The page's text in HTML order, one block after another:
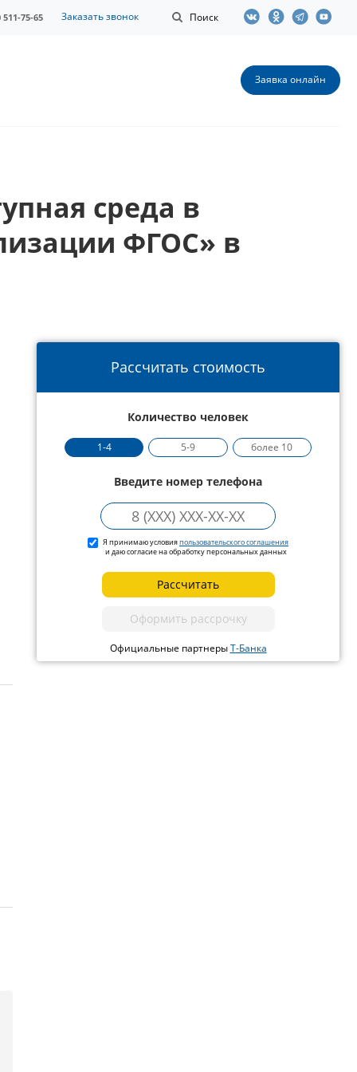
Поиск
511-75-65 Заказать звонок
Заявка онлайн
среда в
ФГОС» в
Рассчитать стоимость
Количество человек
1-4 5-9 более 10
Введите номер телефона
Я принимаю условияпользовательского соглашения
и даю согласие на обработку персональных данных
Рассчитать
Оформить рассрочку
Официальные партнерыТ-Банка